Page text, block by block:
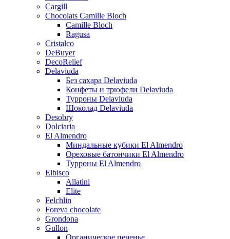
Cargill
Chocolats Camille Bloch
Camille Bloch
Ragusa
Cristalco
DeBuyer
DecoRelief
Delaviuda
Без сахара Delaviuda
Конфеты и трюфели Delaviuda
Турроны Delaviuda
Шоколад Delaviuda
Desobry
Dolciaria
El Almendro
Миндальные кубики El Almendro
Ореховые батончики El Almendro
Турроны El Almendro
Elbisco
Allatini
Elite
Felchlin
Foreva chocolate
Grondona
Gullon